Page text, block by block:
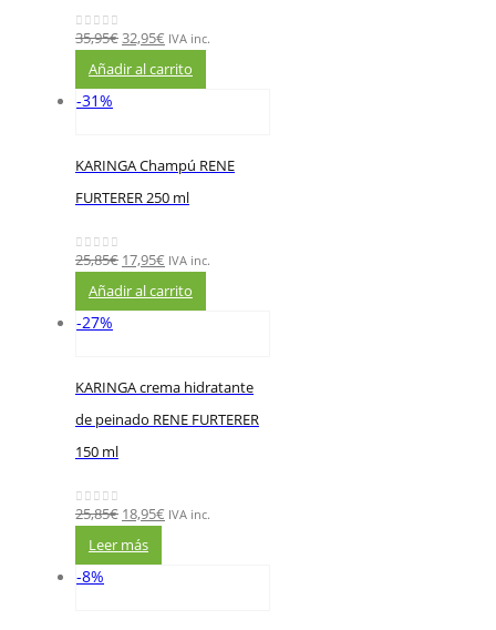
0out of 5
35,95€32,95€ IVA inc.
Añadir al carrito
-31%
KARINGA Champú RENE
FURTERER 250 ml
0out of 5
25,85€ 17,95€ IVA inc.
Añadir al carrito
-27%
KARINGA crema hidratante
de peinado RENE FURTERER
150 ml
0out of 5
25,85€ 18,95€ IVA inc.
Leer más
-8%